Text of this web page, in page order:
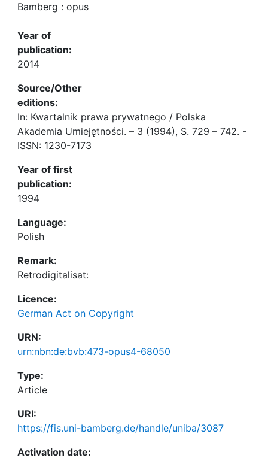
Bamberg : opus
Year of
publication:
2014
Source/Other
editions:
In: Kwartalnik prawa prywatnego / Polska
Akademia Umiejętności. – 3 (1994), S. 729 – 742. -
ISSN: 1230-7173
Year of first
publication:
1994
Language:
Polish
Remark:
Retrodigitalisat:
Licence:
German Act on Copyright
URN:
urn:nbn:de:bvb:473-opus4-68050
Type:
Article
URI:
https://fis.uni-bamberg.de/handle/uniba/3087
Activation date: